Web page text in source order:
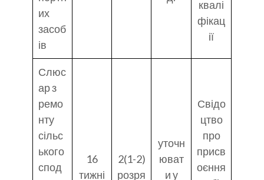
их
засоб
ів
квалі
фікац
ії
Слюс
ар з
ремо
нту
сільс
ького
спод
16
тижні
2(1-2)
розря
уточн
юват
и у
Свідо
цтво
про
присв
оєння